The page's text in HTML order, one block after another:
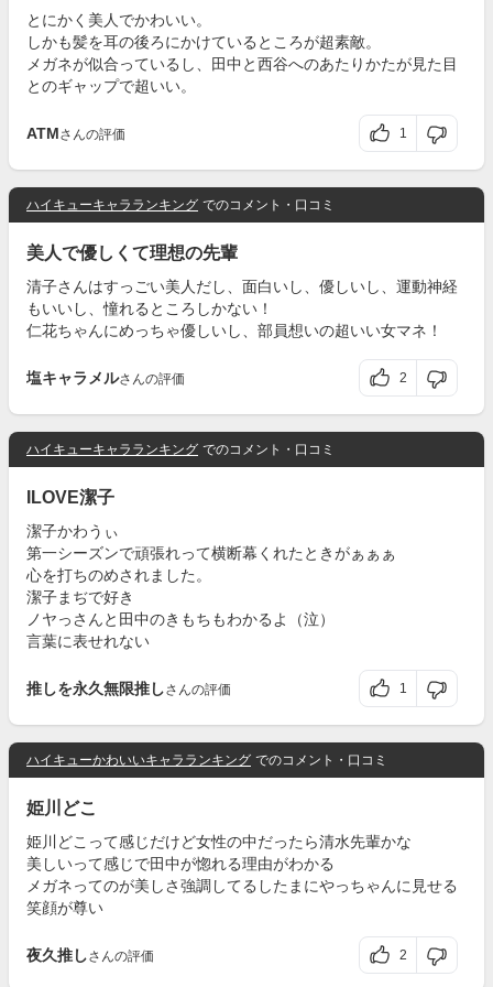
とにかく美人でかわいい。
しかも髪を耳の後ろにかけているところが超素敵。
メガネが似合っているし、田中と西谷へのあたりかたが見た目
とのギャップで超いい。
ATMさんの評価 1
ハイキューキャラランキング でのコメント・口コミ
美人で優しくて理想の先輩
清子さんはすっごい美人だし、面白いし、優しいし、運動神経
もいいし、憧れるところしかない！
仁花ちゃんにめっちゃ優しいし、部員想いの超いい女マネ！
塩キャラメルさんの評価 2
ハイキューキャラランキング でのコメント・口コミ
ILOVE潔子
潔子かわうぃ
第一シーズンで頑張れって横断幕くれたときがぁぁぁ
心を打ちのめされました。
潔子まぢで好き
ノヤっさんと田中のきもちもわかるよ（泣）
言葉に表せれない
推しを永久無限推しさんの評価 1
ハイキューかわいいキャラランキング でのコメント・口コミ
姫川どこ
姫川どこって感じだけど女性の中だったら清水先輩かな
美しいって感じで田中が惚れる理由がわかる
メガネってのが美しさ強調してるしたまにやっちゃんに見せる
笑顔が尊い
夜久推しさんの評価 2